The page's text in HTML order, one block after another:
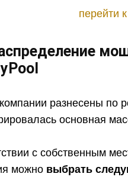
перейти
разнесены по
основная
с собственным
можно выбрать